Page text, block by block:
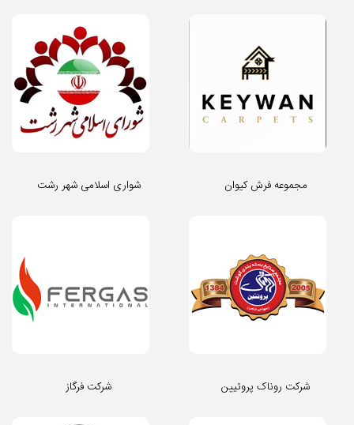
شواری اسلامی شهر رشت مجموعه فرش کیوان
شرکت فرگاز شرکت روناک پروتیین